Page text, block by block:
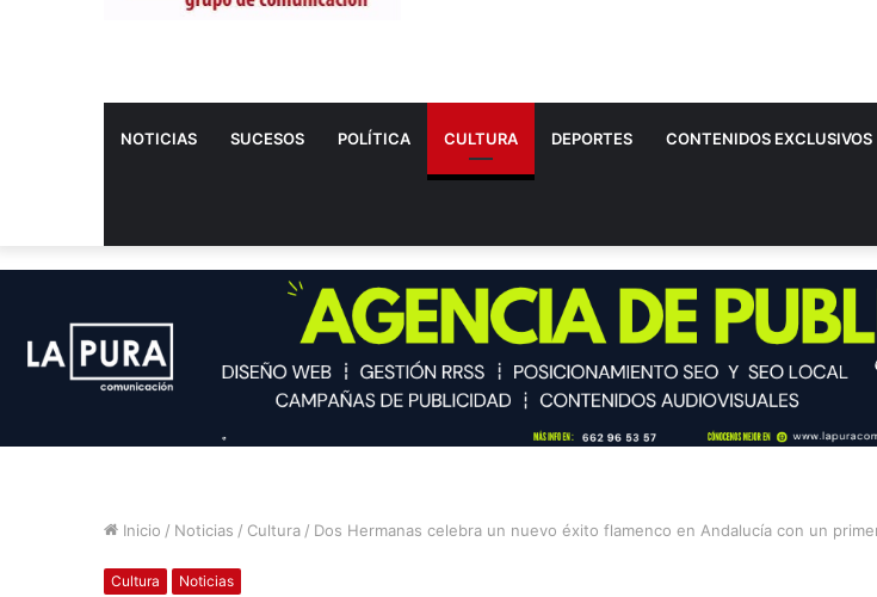
NOTICIAS SUCESOS POLÍTICA CULTURA DEPORTES CONTENIDOS EXCLUSIVOS
Inicio / Noticias / Cultura / Dos Hermanas celebra un nuevo éxito flamenco en Andalucía con un
Cultura Noticias